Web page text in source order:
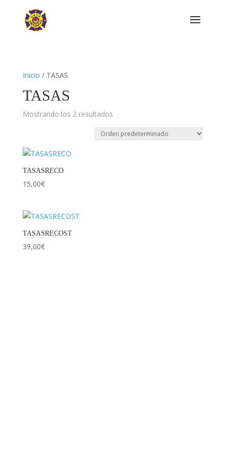
Inicio / TASAS
TASAS
Mostrando los 2 resultados
TASASRECO
15,00€
TASASRECOST
39,00€